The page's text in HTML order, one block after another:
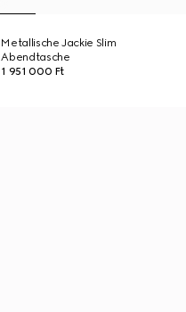
Metallische Jackie Slim
Abendtasche
1 951 000 Ft